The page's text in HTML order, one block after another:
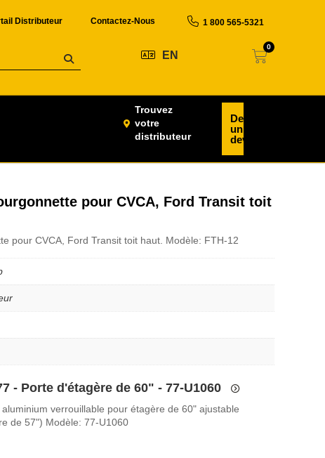
Distributeur Contactez-Nous 1 800 565-5321
EN
0
Trouvez
votre
distributeur
Demander
un
devis
pour CVCA, Ford Transit toit
pour CVCA, Ford Transit toit haut. Modèle: FTH-12
- Porte d'étagère de 60" - 77-U1060
aluminium verrouillable pour étagère de 60" ajustable
de 57") Modèle: 77-U1060